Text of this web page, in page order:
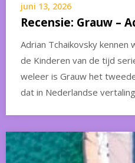
juni 13, 2026
Recensie: Grauw –
Adrian Tchaikovsky kennen
de Kinderen van de tijd
weleer is Grauw het
dat in Nederlandse